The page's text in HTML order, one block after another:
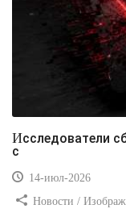
Исследователи сбросили пароль кошелька Tangem
с
14-июл-2026
Новости /